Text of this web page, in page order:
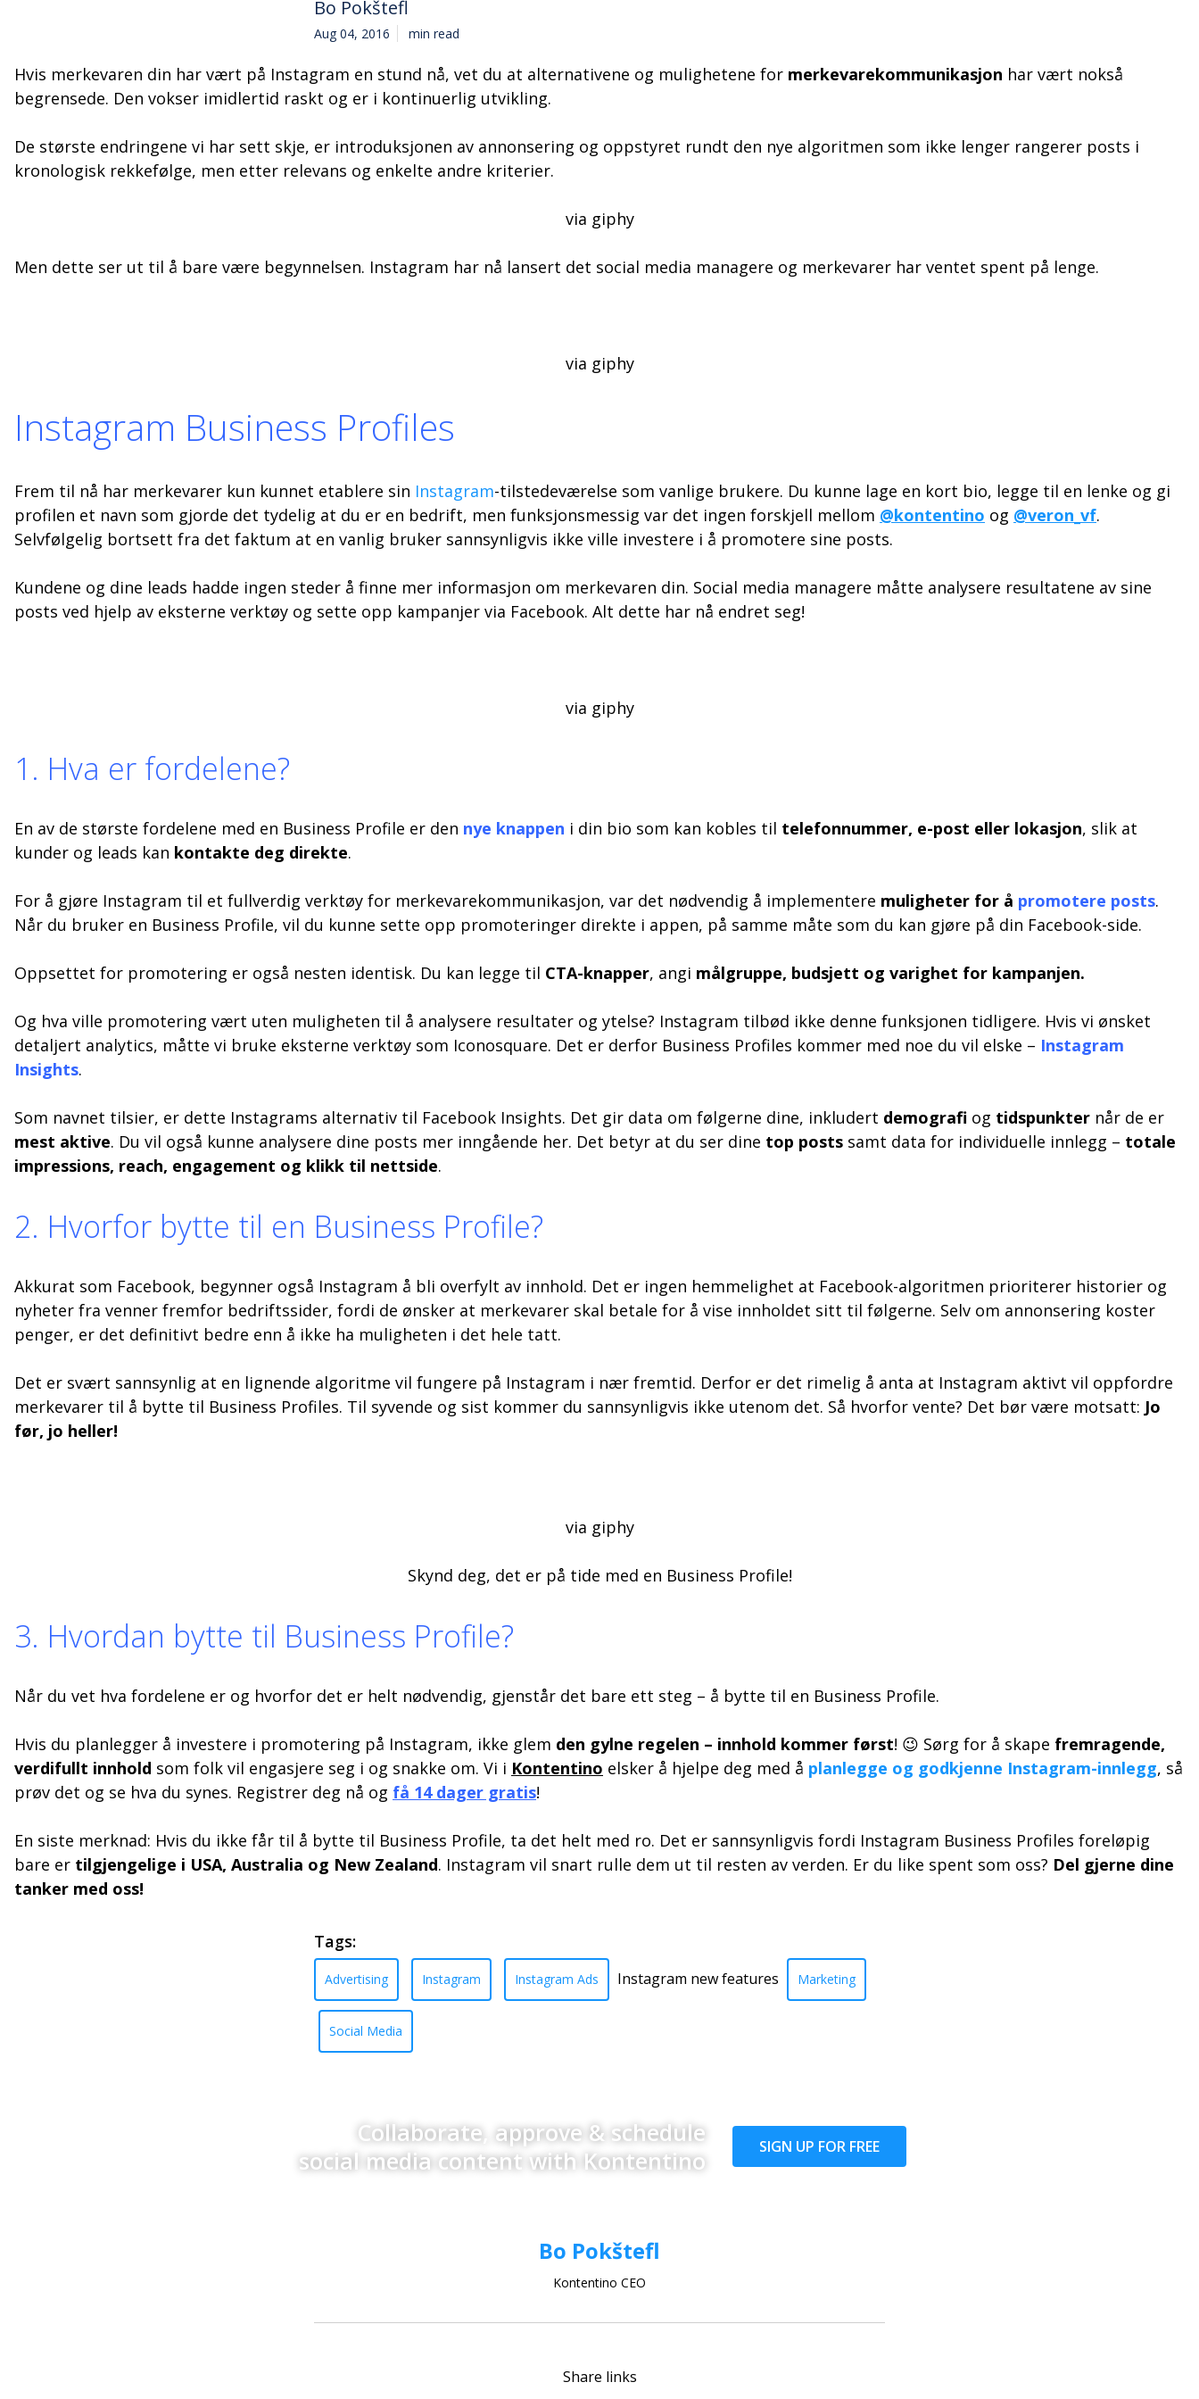
Bo Pokštefl
Aug 04, 2016 min read
Hvis merkevaren din har vært på Instagram en stund nå, vet du at alternativene og mulighetene for merkevarekommunikasjon har vært nokså
begrensede. Den vokser imidlertid raskt og er i kontinuerlig utvikling.
De største endringene vi har sett skje, er introduksjonen av annonsering og oppstyret rundt den nye algoritmen som ikke lenger rangerer posts i
kronologisk rekkefølge, men etter relevans og enkelte andre kriterier.
via giphy
Men dette ser ut til å bare være begynnelsen. Instagram har nå lansert det social media managere og merkevarer har ventet spent på lenge.
via giphy
Instagram Business Profiles
Frem til nå har merkevarer kun kunnet etablere sin Instagram-tilstedeværelse som vanlige brukere. Du kunne lage en kort bio, legge til en lenke og gi
profilen et navn som gjorde det tydelig at du er en bedrift, men funksjonsmessig var det ingen forskjell mellom @kontentino og @veron_vf.
Selvfølgelig bortsett fra det faktum at en vanlig bruker sannsynligvis ikke ville investere i å promotere sine posts.
Kundene og dine leads hadde ingen steder å finne mer informasjon om merkevaren din. Social media managere måtte analysere resultatene av sine
posts ved hjelp av eksterne verktøy og sette opp kampanjer via Facebook. Alt dette har nå endret seg!
via giphy
1. Hva er fordelene?
En av de største fordelene med en Business Profile er den nye knappen i din bio som kan kobles til telefonnummer, e-post eller lokasjon, slik at
kunder og leads kan kontakte deg direkte.
For å gjøre Instagram til et fullverdig verktøy for merkevarekommunikasjon, var det nødvendig å implementere muligheter for å promotere posts.
Når du bruker en Business Profile, vil du kunne sette opp promoteringer direkte i appen, på samme måte som du kan gjøre på din Facebook-side.
Oppsettet for promotering er også nesten identisk. Du kan legge til CTA-knapper, angi målgruppe, budsjett og varighet for kampanjen.
Og hva ville promotering vært uten muligheten til å analysere resultater og ytelse? Instagram tilbød ikke denne funksjonen tidligere. Hvis vi ønsket
detaljert analytics, måtte vi bruke eksterne verktøy som Iconosquare. Det er derfor Business Profiles kommer med noe du vil elske – Instagram
Insights.
Som navnet tilsier, er dette Instagrams alternativ til Facebook Insights. Det gir data om følgerne dine, inkludert demografi og tidspunkter når de er
mest aktive. Du vil også kunne analysere dine posts mer inngående her. Det betyr at du ser dine top posts samt data for individuelle innlegg – totale
impressions, reach, engagement og klikk til nettside.
2. Hvorfor bytte til en Business Profile?
Akkurat som Facebook, begynner også Instagram å bli overfylt av innhold. Det er ingen hemmelighet at Facebook-algoritmen prioriterer historier og
nyheter fra venner fremfor bedriftssider, fordi de ønsker at merkevarer skal betale for å vise innholdet sitt til følgerne. Selv om annonsering koster
penger, er det definitivt bedre enn å ikke ha muligheten i det hele tatt.
Det er svært sannsynlig at en lignende algoritme vil fungere på Instagram i nær fremtid. Derfor er det rimelig å anta at Instagram aktivt vil oppfordre
merkevarer til å bytte til Business Profiles. Til syvende og sist kommer du sannsynligvis ikke utenom det. Så hvorfor vente? Det bør være motsatt: Jo
før, jo heller!
via giphy
Skynd deg, det er på tide med en Business Profile!
3. Hvordan bytte til Business Profile?
Når du vet hva fordelene er og hvorfor det er helt nødvendig, gjenstår det bare ett steg – å bytte til en Business Profile.
Hvis du planlegger å investere i promotering på Instagram, ikke glem den gylne regelen – innhold kommer først! 😉 Sørg for å skape fremragende,
verdifullt innhold som folk vil engasjere seg i og snakke om. Vi i Kontentino elsker å hjelpe deg med å planlegge og godkjenne Instagram-innlegg, så
prøv det og se hva du synes. Registrer deg nå og få 14 dager gratis!
En siste merknad: Hvis du ikke får til å bytte til Business Profile, ta det helt med ro. Det er sannsynligvis fordi Instagram Business Profiles foreløpig
bare er tilgjengelige i USA, Australia og New Zealand. Instagram vil snart rulle dem ut til resten av verden. Er du like spent som oss? Del gjerne dine
tanker med oss!
Tags:
Advertising Instagram Instagram Ads Instagram new features Marketing
Social Media
Collaborate, approve & schedule
social media content with Kontentino
SIGN UP FOR FREE
Bo Pokštefl
Kontentino CEO
Share links